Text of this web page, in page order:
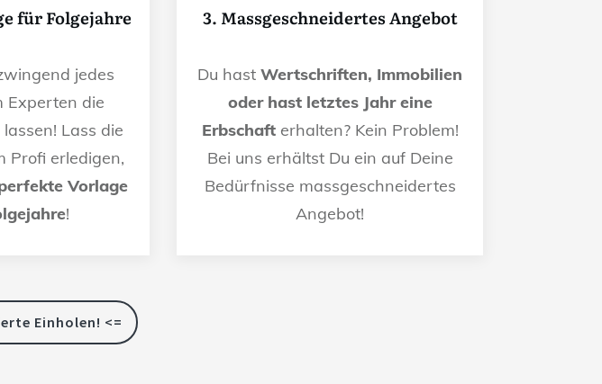
für Folgejahre
jedes
Experten die
Lass die
Profi erledigen,
Vorlage
!
3. Massgeschneidertes Angebot
Du hast Wertschriften, Immobilien
oder hast letztes Jahr eine
Erbschafterhalten? Kein Problem!
Bei uns erhältst Du ein auf Deine
Bedürfnisse massgeschneidertes
Angebot!
Einholen! <=